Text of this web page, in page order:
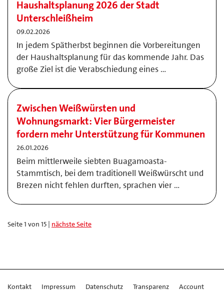
Haushaltsplanung 2026 der Stadt
Unterschleißheim
09.02.2026
In jedem Spätherbst beginnen die Vorbereitungen
der Haushaltsplanung für das kommende Jahr. Das
große Ziel ist die Verabschiedung eines …
Zwischen Weißwürsten und
Wohnungsmarkt: Vier Bürgermeister
fordern mehr Unterstützung für Kommunen
26.01.2026
Beim mittlerweile siebten Buagamoasta-
Stammtisch, bei dem traditionell Weißwürscht und
Brezen nicht fehlen durften, sprachen vier …
Seite 1 von 15 | nächste Seite
Kontakt Impressum Datenschutz Transparenz Account